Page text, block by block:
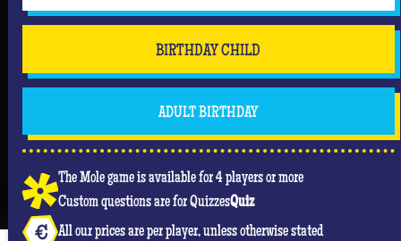
BIRTHDAY CHILD
ADULT BIRTHDAY
The Mole game is available for 4 players or more
Custom questions are for QuizzesQuiz
All our prices are per player, unless otherwise stated